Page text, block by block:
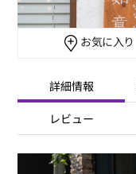
お気に入り
詳細情報
レビュー